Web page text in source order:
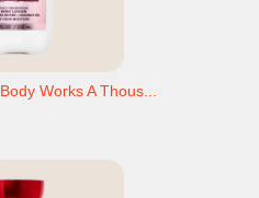
Works A Thous...